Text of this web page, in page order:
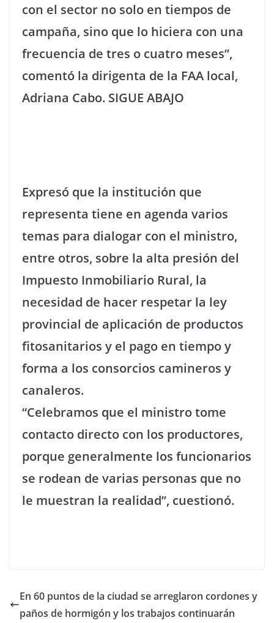
con el sector no solo en tiempos de
campaña, sino que lo hiciera con una
frecuencia de tres o cuatro meses”,
comentó la dirigenta de la FAA local,
Adriana Cabo. SIGUE ABAJO
Expresó que la institución que
representa tiene en agenda varios
temas para dialogar con el ministro,
entre otros, sobre la alta presión del
Impuesto Inmobiliario Rural, la
necesidad de hacer respetar la ley
provincial de aplicación de productos
fitosanitarios y el pago en tiempo y
forma a los consorcios camineros y
canaleros.
“Celebramos que el ministro tome
contacto directo con los productores,
porque generalmente los funcionarios
se rodean de varias personas que no
le muestran la realidad”, cuestionó.
En 60 puntos de la ciudad se arreglaron cordones y
paños de hormigón y los trabajos continuarán